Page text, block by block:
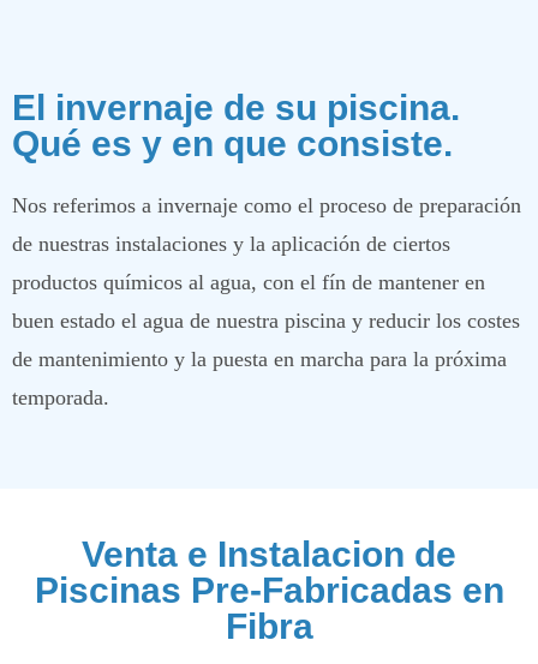
El invernaje de su piscina.
Qué es y en que consiste.
Nos referimos a invernaje como el proceso de preparación
de nuestras instalaciones y la aplicación de ciertos
productos químicos al agua, con el fín de mantener en
buen estado el agua de nuestra piscina y reducir los costes
de mantenimiento y la puesta en marcha para la próxima
temporada.
Venta e Instalacion de
Piscinas Pre-Fabricadas en
Fibra